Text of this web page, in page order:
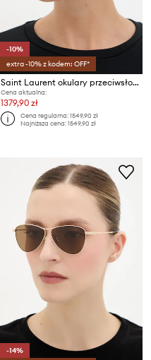
-10%
extra -10% z kodem: OFF*
Saint Laurent okulary przeciwsłoneczne damskie
Cena aktualna:
1379,90 zł
Cena regularna:1549,90 zł
Najniższa cena:1549,90 zł
-14%